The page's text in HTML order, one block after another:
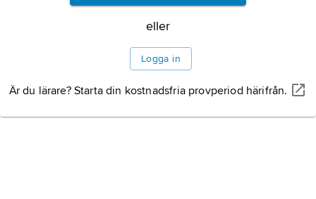
eller
Logga in
Är du lärare? Starta din kostnadsfria provperiod härifrån.